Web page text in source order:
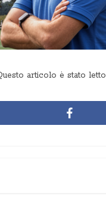
articolo è stato letto